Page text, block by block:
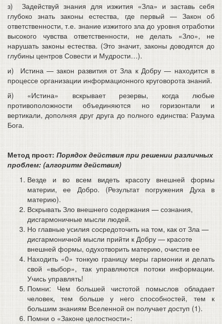
з) Задействуй знания для изжития «Зла» и заставь себя
глубоко знать законы естества, где первый — Закон об
ответственности, т.е. знание изжитого зла до уровня отработки
высокого чувства ответственности, не делать «Зло», не
нарушать законы естества. (Это значит, законы доводятся до
глубины центров Совести и Мудрости…).
и) Истина — закон развития от Зла к Добру — находится в
процессе организации информационного круговорота знаний.
й) «Истина» вскрывает резервы, когда любые
противоположности объединяются но горизонтали и
вертикали, дополняя друг друга до полного единства: Разума
Бога.
Метод прост: Порядок действия при решении различных
проблем: (алгоритм действия)
Везде и во всем видеть красоту внешней формы
материи, ее Добро. (Результат погружения Духа в
материю).
Вскрывать Зло внешнего содержания — сознания,
дисгармоничные мысли людей.
Но главные усилия сосредоточить на том, как от Зла —
дисгармоничной мысли прийти к Добру — красоте
внешней формы, одухотворить материю, очистив ее
Находить «0» тонкую границу меры гармонии и делать
свой «выбор», так управляются потоки информации.
Учись управлять!
Помни: Чем большей чистотой помыслов обладает
человек, тем больше у него способностей, тем к
большим знаниям Вселенной он получает доступ (1).
Помни о «Законе целостности»: